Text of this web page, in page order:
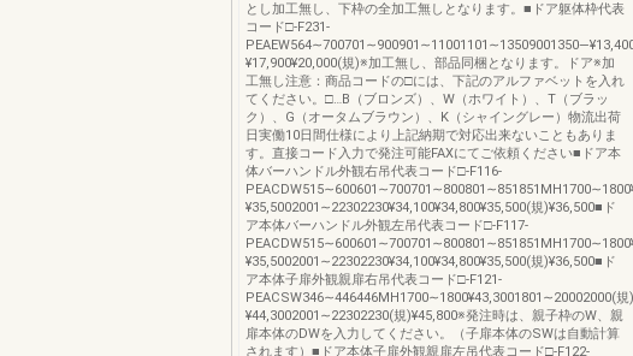
とし加工無し、下枠の全加工無しとなります。■ドア躯体枠代表
コード□-F231-
¥17,900¥20,000(規)※加工無し、部品同梱となります。ドア※加
工無し注意：商品コードの□には、下記のアルファベットを入れ
てください。□…B（ブロンズ）、W（ホワイト）、T（ブラッ
ク）、G（オータムブラウン）、K（シャイングレー）物流出荷
日実働10日間仕様により上記納期で対応出来ないこともありま
す。直接コード入力で発注可能FAXにてご依頼ください■ドア本
体バーハンドル外観右吊代表コード□-F116-
¥35,5002001∼22302230¥34,100¥34,800¥35,500(規)¥36,500■ド
ア本体バーハンドル外観左吊代表コード□-F117-
¥35,5002001∼22302230¥34,100¥34,800¥35,500(規)¥36,500■ド
ア本体子扉外観親扉右吊代表コード□-F121-
PEACSW346∼446446MH1700∼1800¥43,3001801∼20002000(規)
¥44,3002001∼22302230(規)¥45,800※発注時は、親子枠のW、親
扉本体のDWを入力してください。（子扉本体のSWは自動計算
されます）■ドア本体子扉外観親扉左吊代表コード□-F122-